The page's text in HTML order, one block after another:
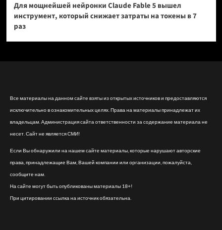
Для мощнейшей нейронки Claude Fable 5 вышел
инструмент, который снижает затраты на токены в 7
раз
Все материалы на данном сайте взяты из открытых источников и предоставляются
исключительно в ознакомительных целях. Права на материалы принадлежат их
владельцам. Администрация сайта ответственности за содержание материала не
несет. Сайт не является СМИ!
Если Вы обнаружили на нашем сайте материалы, которые нарушают авторские
права, принадлежащие Вам, Вашей компании или организации, пожалуйста,
сообщите нам.
На сайте могут быть опубликованы материалы 18+!
При цитировании ссылка на источник обязательна.